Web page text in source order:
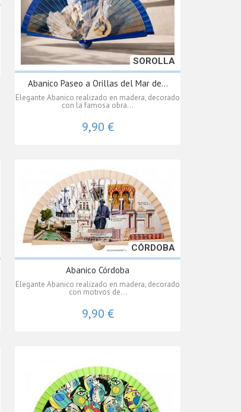
SOROLLA
Abanico Paseo a Orillas del Mar de...
Elegante Abanico realizado en madera, decorado
con la famosa obra...
9,90 €
CÓRDOBA
Abanico Córdoba
Elegante Abanico realizado en madera, decorado
con motivos de...
9,90 €